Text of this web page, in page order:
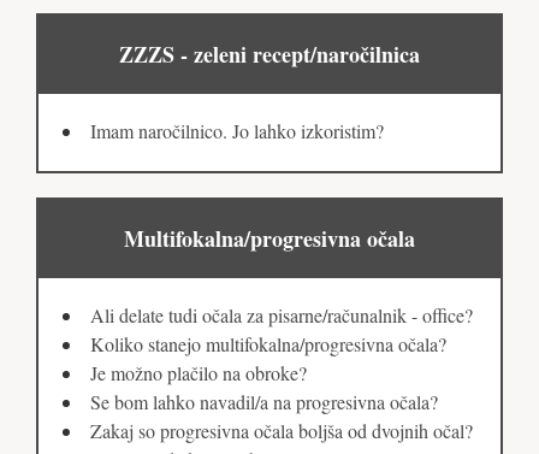
ZZZS - zeleni recept/naročilnica
Imam naročilnico. Jo lahko izkoristim?
Multifokalna/progresivna očala
Ali delate tudi očala za pisarne/računalnik - office?
Koliko stanejo multifokalna/progresivna očala?
Je možno plačilo na obroke?
Se bom lahko navadil/a na progresivna očala?
Zakaj so progresivna očala boljša od dvojnih očal?